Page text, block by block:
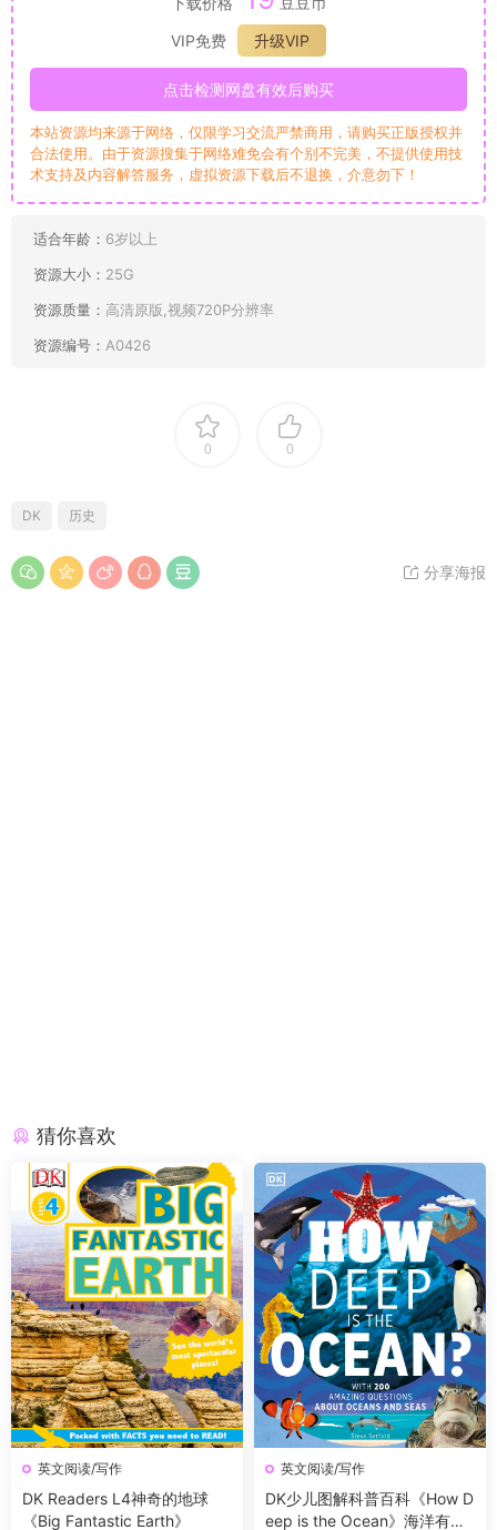
VIP免费
升级VIP
点击检测网盘有效后购买
本站资源均来源于网络，仅限学习交流严禁商用，请购买正版授权并
合法使用。由于资源搜集于网络难免会有个别不完美，不提供使用技
术支持及内容解答服务，虚拟资源下载后不退换，介意勿下！
适合年龄： 6岁以上
资源大小： 25G
资源质量： 高清原版,视频720P分辨率
资源编号： A0426
0 0
DK 历史
分享海报
猜你喜欢
英文阅读/写作
DK Readers L4神奇的地球
《Big Fantastic Earth》
英文阅读/写作
DK少儿图解科普百科《How D
eep is the Ocean》海洋有多